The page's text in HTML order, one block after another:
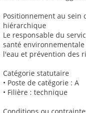
Positionnement au sein
hiérarchique
Le responsable du
santé
l'eau et prévention des
Catégorie statutaire
• Poste de catégorie : A
• Filière : technique